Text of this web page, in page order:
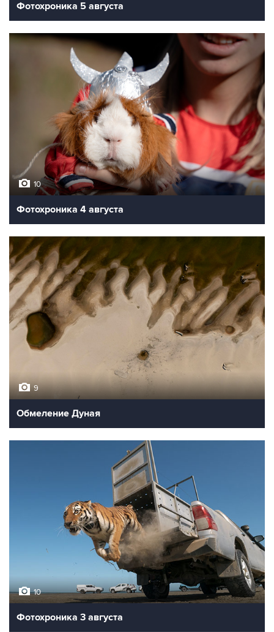
Фотохроника 5 августа
10
Фотохроника 4 августа
9
Обмеление Дуная
10
Фотохроника 3 августа